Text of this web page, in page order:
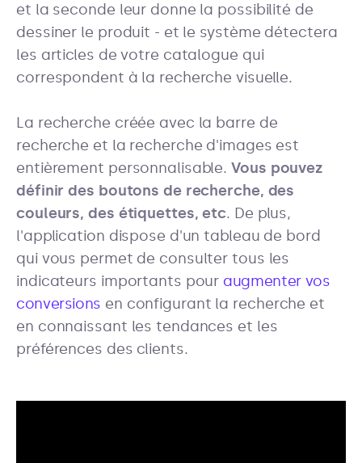
et la seconde leur donne la possibilité de
dessiner le produit - et le système détectera
les articles de votre catalogue qui
correspondent à la recherche visuelle.
La recherche créée avec la barre de
recherche et la recherche d'images est
entièrement personnalisable.Vous pouvez
définir des boutons de recherche, des
couleurs, des étiquettes, etc. De plus,
l'application dispose d'un tableau de bord
qui vous permet de consulter tous les
indicateurs importants pour augmenter vos
conversions en configurant la recherche et
en connaissant les tendances et les
préférences des clients.